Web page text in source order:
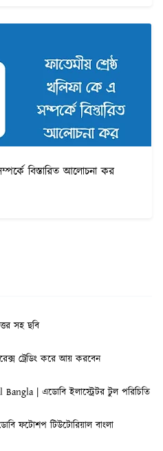
বিস্তারিত আলোচনা কর
সহ ছবি
ট্রেডিং করে আয় করবেন
| এডোবি ইলাস্ট্রেটর টুল পরিচিতি
ফটোশপ টিউটোরিয়াল বাংলা